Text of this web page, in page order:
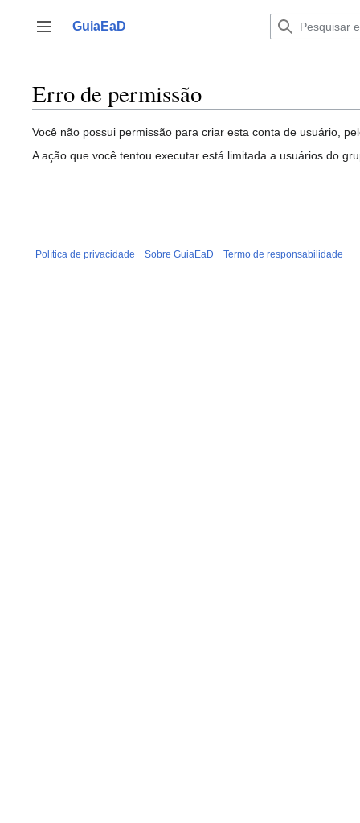
para
Alternar barra lateral
GuiaEaD
Erro de permissão
Você não possui permissão para criar esta conta de usuário,
A ação que você tentou executar está limitada a usuários do
Política de privacidade Sobre GuiaEaD Termo de responsabilidade